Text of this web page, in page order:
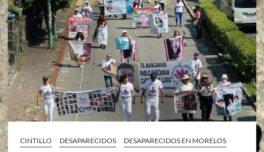
CINTILLO DESAPARECIDOS
DESAPARECIDOS EN MORELOS